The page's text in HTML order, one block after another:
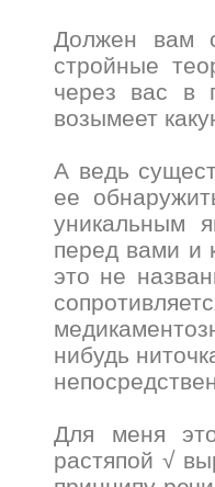
Должен вам
стройные
через вас в
возымеет
А ведь
ее
уникальным
перед вами и
это не
нибудь
Для меня
растяпой √